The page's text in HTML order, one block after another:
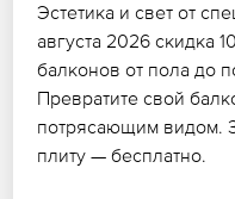
Эстетика и свет от
августа 2026 скидка
балконов от пола до
Превратите свой
потрясающим видом.
плиту — бесплатно.